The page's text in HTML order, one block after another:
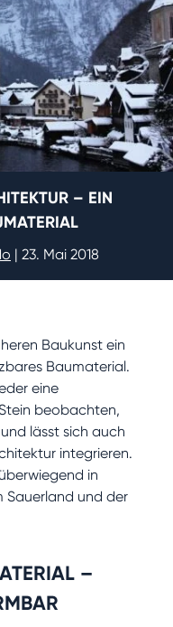
– EIN
| 23. Mai 2018
Baukunst ein
Baumaterial.
eine
beobachten,
lässt sich auch
integrieren.
in
Sauerland und der
–